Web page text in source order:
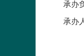
承办
承办